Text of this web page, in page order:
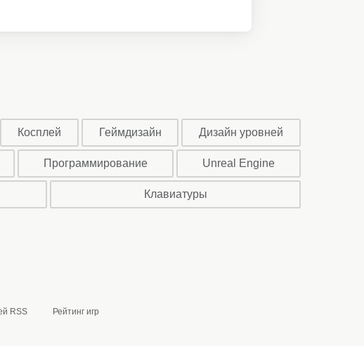
Косплей Геймдизайн Дизайн уровней
Программирование Unreal Engine
Клавиатуры
RSS Рейтинг игр